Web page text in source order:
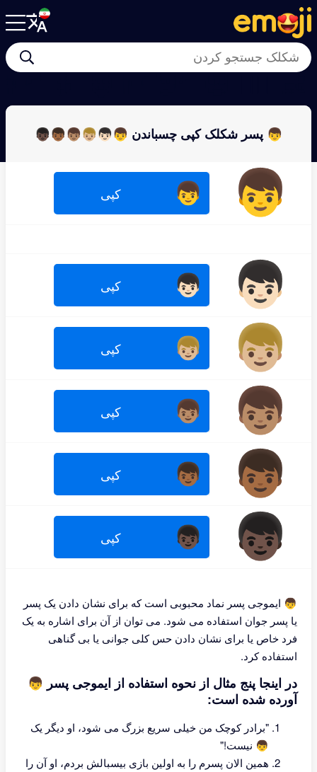
👦 پسر شکلک کپی چسباندن 👦👦🏻👦🏼👦🏽👦🏾👦🏿
👦
👦 کپی
👦🏻
👦🏻 کپی
👦🏼
👦🏼 کپی
👦🏽
👦🏽 کپی
👦🏾
👦🏾 کپی
👦🏿
👦🏿 کپی
👦 ایموجی پسر نماد محبوبی است که برای نشان دادن یک پسر
یا پسر جوان استفاده می شود. می توان از آن برای اشاره به یک
فرد خاص یا برای نشان دادن حس کلی جوانی یا بی گناهی
استفاده کرد.
در اینجا پنج مثال از نحوه استفاده از ایموجی پسر 👦
آورده شده است:
"برادر کوچک من خیلی سریع بزرگ می شود، او دیگر یک
👦 نیست!"
همین الان پسرم را به اولین بازی بیسبالش بردم، او آن را